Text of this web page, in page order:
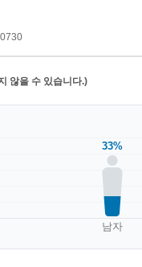
않을 수 있습니다.)
33%
남자